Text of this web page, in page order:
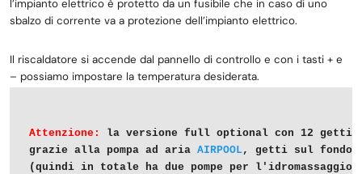
l’impianto elettrico è protetto da un fusibile che in caso di uno
sbalzo di corrente va a protezione dell’impianto elettrico.
Il riscaldatore si accende dal pannello di controllo e con i tasti + e
– possiamo impostare la temperatura desiderata.
Attenzione: la versione full optional con 12 getti
grazie alla pompa ad aria AIRPOOL, getti sul fondo
(quindi in totale ha due pompe per l'idromassaggio)